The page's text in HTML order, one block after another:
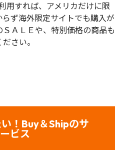
用すれば、アメリカだけに限
ず海外限定サイトでも購入が
ＡＬＥや、特別価格の商品も
さい。
！Buy＆Shipのサ
ービス